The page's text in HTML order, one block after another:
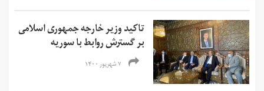
تاکید وزیر خارجه جمهوری اسلامی
بر گسترش روابط با سوریه
۷ شهریور ۱۴۰۰